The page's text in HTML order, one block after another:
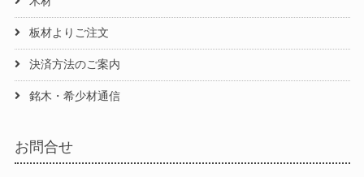
板材よりご注文
決済方法のご案内
銘木・希少材通信
お問合せ